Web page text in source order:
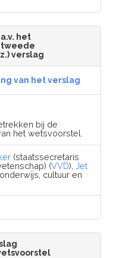
het
verslag
van het verslag
bij de
het wetsvoorstel.
(staatssecretaris
(VVD),Jet
cultuur en